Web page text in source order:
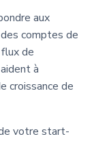
aux
comptes de
de
à
croissance de
votre start-